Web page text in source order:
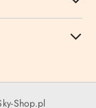
Shop.pl